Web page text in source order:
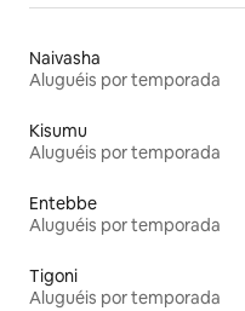
Naivasha
Aluguéis por temporada
Kisumu
Aluguéis por temporada
Entebbe
Aluguéis por temporada
Tigoni
Aluguéis por temporada